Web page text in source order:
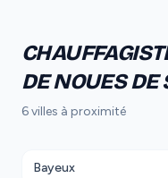
DE NOUES DE
6 villes à proximité
Bayeux